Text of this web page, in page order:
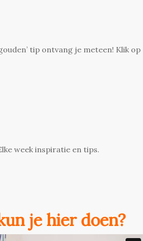
tip ontvang je meteen! Klik op
week inspiratie en tips.
je hier doen?